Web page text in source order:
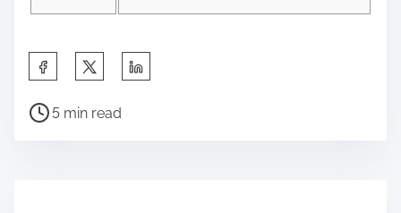
a
P
5 min read